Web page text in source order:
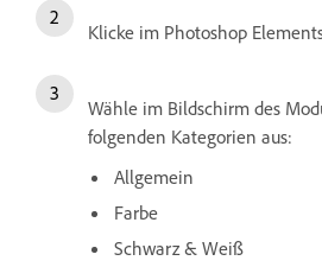
Klicke im Photoshop
Wähle im Bildschirm des
folgenden Kategorien aus:
Allgemein
Farbe
Schwarz & Weiß